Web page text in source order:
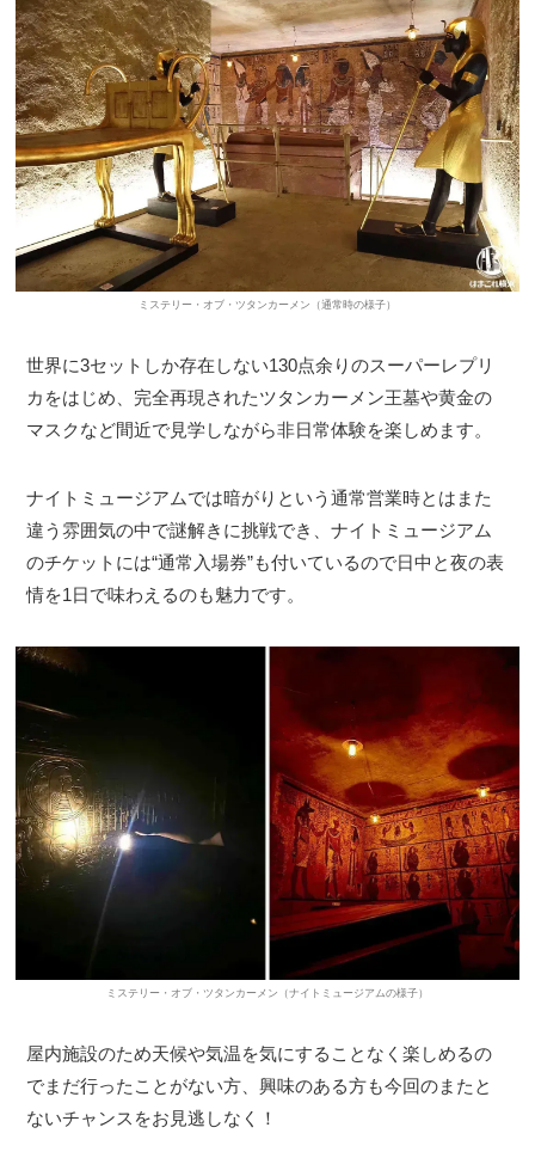
ミステリー・オブ・ツタンカーメン（通常時の様子）
世界に3セットしか存在しない130点余りのスーパーレプリ
カをはじめ、完全再現されたツタンカーメン王墓や黄金の
マスクなど間近で見学しながら非日常体験を楽しめます。
ナイトミュージアムでは暗がりという通常営業時とはまた
違う雰囲気の中で謎解きに挑戦でき、ナイトミュージアム
のチケットには“通常入場券”も付いているので日中と夜の表
情を1日で味わえるのも魅力です。
ミステリー・オブ・ツタンカーメン（ナイトミュージアムの様子）
屋内施設のため天候や気温を気にすることなく楽しめるの
でまだ行ったことがない方、興味のある方も今回のまたと
ないチャンスをお見逃しなく！